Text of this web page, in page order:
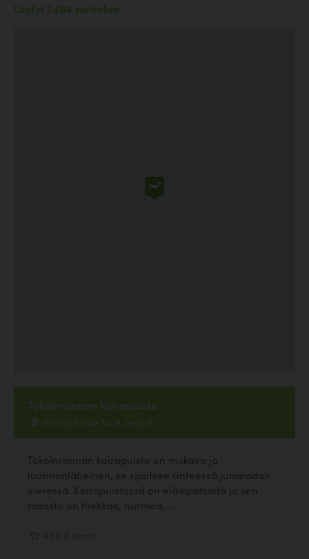
Löytyi 2494 palvelua
Tokoinrannan koirapuisto
Eläintarhantie 14-18, Helsinki
Tokoinrannan koirapuisto on mukava ja
luonnonläheinen, se sijaitsee rinteessä junaradan
vieressä. Koirapuistossa on eläinpatsaita ja sen
maasto on hiekkaa, nurmea,...